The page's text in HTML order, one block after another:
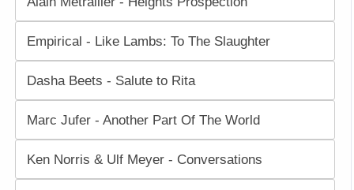
Empirical - Like Lambs: To The Slaughter
Dasha Beets - Salute to Rita
Marc Jufer - Another Part Of The World
Ken Norris & Ulf Meyer - Conversations